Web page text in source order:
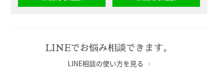
LINEでお悩み相談できます。
LINE相談の使い方を見る